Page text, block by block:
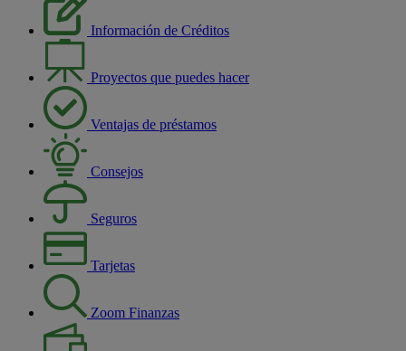
Información de Créditos
Proyectos que puedes hacer
Ventajas de préstamos
Consejos
Seguros
Tarjetas
Zoom Finanzas